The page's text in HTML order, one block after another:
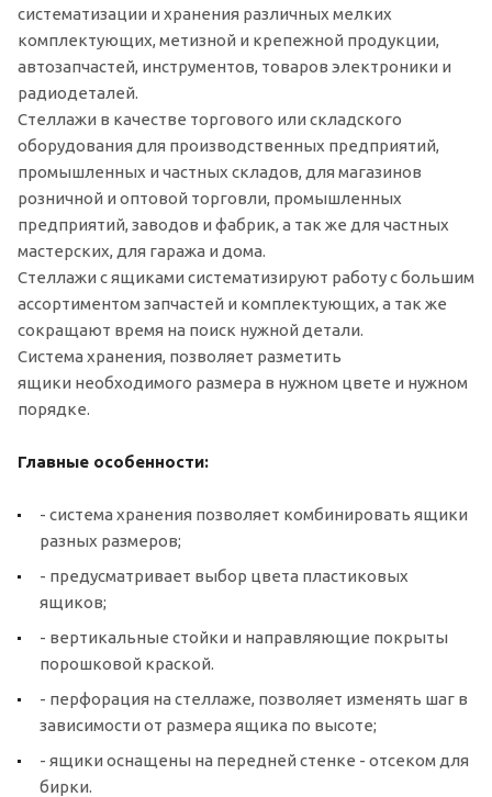
систематизации и хранения различных мелких
комплектующих, метизной и крепежной продукции,
автозапчастей, инструментов, товаров электроники и
радиодеталей.
Стеллажи в качестве торгового или складского
оборудования для производственных предприятий,
промышленных и частных складов, для магазинов
розничной и оптовой торговли, промышленных
предприятий, заводов и фабрик, а так же для частных
мастерских, для гаража и дома.
Стеллажи с ящиками систематизируют работу с большим
ассортиментом запчастей и комплектующих, а так же
сокращают время на поиск нужной детали.
Система хранения, позволяет разметить
ящики необходимого размера в нужном цвете и нужном
порядке.
Главные особенности:
- система хранения позволяет комбинировать ящики
разных размеров;
- предусматривает выбор цвета пластиковых
ящиков;
- вертикальные стойки и направляющие покрыты
порошковой краской.
- перфорация на стеллаже, позволяет изменять шаг в
зависимости от размера ящика по высоте;
- ящики оснащены на передней стенке - отсеком для
бирки.